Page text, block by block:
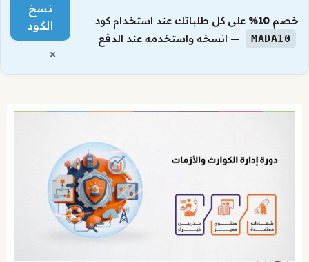
خصم 10% على كل طلباتك عند استخدام كود
MADA10 — انسخه واستخدمه عند الدفع
نسخ
الكود
×